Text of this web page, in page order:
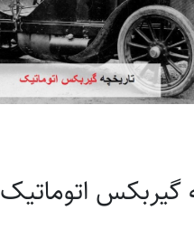
گیربکس اتوماتیک